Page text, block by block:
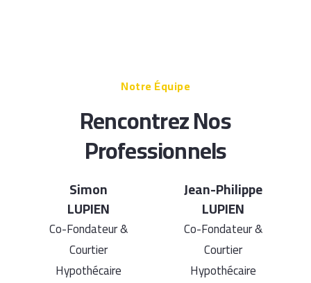
Notre Équipe
Rencontrez Nos
Professionnels
Simon
LUPIEN
Co-Fondateur &
Courtier
Hypothécaire
Jean-Philippe
LUPIEN
Co-Fondateur &
Courtier
Hypothécaire